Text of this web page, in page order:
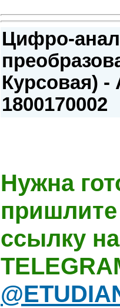
Цифро-
Курсовая) -
1800170002
Нужна
ссылку